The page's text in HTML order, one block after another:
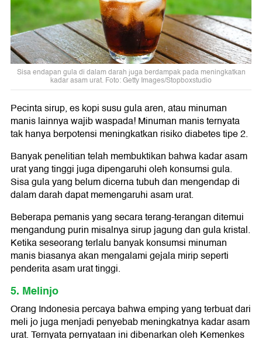
Sisa endapan gula di dalam darah juga berdampak pada meningkatkan
kadar asam urat. Foto: Getty Images/Stopboxstudio
Pecinta sirup, es kopi susu gula aren, atau minuman
manis lainnya wajib waspada! Minuman manis ternyata
tak hanya berpotensi meningkatkan risiko diabetes tipe 2.
Banyak penelitian telah membuktikan bahwa kadar asam
urat yang tinggi juga dipengaruhi oleh konsumsi gula.
Sisa gula yang belum dicerna tubuh dan mengendap di
dalam darah dapat memengaruhi asam urat.
Beberapa pemanis yang secara terang-terangan ditemui
mengandung purin misalnya sirup jagung dan gula kristal.
Ketika seseorang terlalu banyak konsumsi minuman
manis biasanya akan mengalami gejala mirip seperti
penderita asam urat tinggi.
5. Melinjo
Orang Indonesia percaya bahwa emping yang terbuat dari
meli jo juga menjadi penyebab meningkatnya kadar asam
urat. Ternyata pernyataan ini dibenarkan oleh Kemenkes